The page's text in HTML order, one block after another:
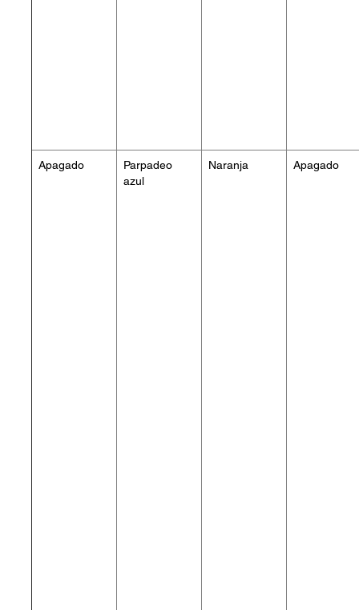
Apagado
Parpadeo
azul
Naranja Apagado